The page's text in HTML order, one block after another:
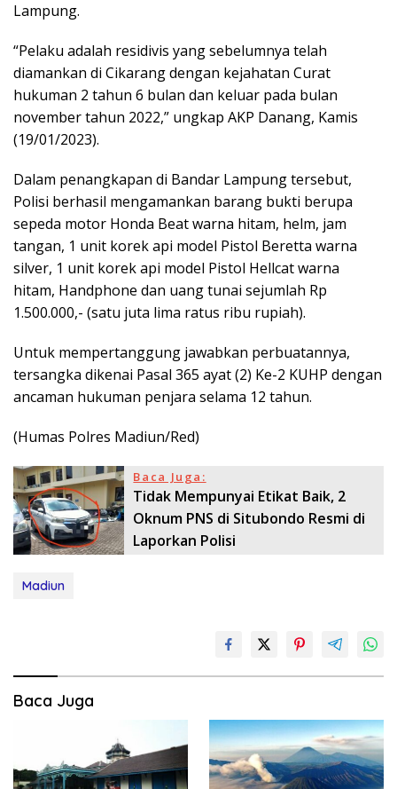
Lampung.
“Pelaku adalah residivis yang sebelumnya telah
diamankan di Cikarang dengan kejahatan Curat
hukuman 2 tahun 6 bulan dan keluar pada bulan
november tahun 2022,” ungkap AKP Danang, Kamis
(19/01/2023).
Dalam penangkapan di Bandar Lampung tersebut,
Polisi berhasil mengamankan barang bukti berupa
sepeda motor Honda Beat warna hitam, helm, jam
tangan, 1 unit korek api model Pistol Beretta warna
silver, 1 unit korek api model Pistol Hellcat warna
hitam, Handphone dan uang tunai sejumlah Rp
1.500.000,- (satu juta lima ratus ribu rupiah).
Untuk mempertanggung jawabkan perbuatannya,
tersangka dikenai Pasal 365 ayat (2) Ke-2 KUHP dengan
ancaman hukuman penjara selama 12 tahun.
(Humas Polres Madiun/Red)
Baca Juga:
Tidak Mempunyai Etikat Baik, 2
Oknum PNS di Situbondo Resmi di
Laporkan Polisi
Madiun
Baca Juga